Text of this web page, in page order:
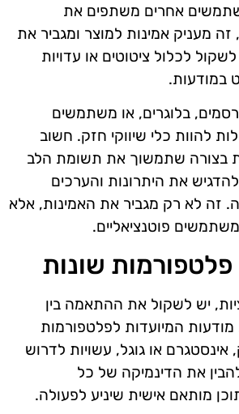
אחרים משתפים את
זה מעניק אמינות למוצר ומגביר את
לכלול ציטוטים או עדויות
במודעות.
בלוגרים, או משתמשים
להוות כלי שיווקי חזק. חשוב
בצורה שתמשוך את תשומת הלב
את היתרונות והערכים
זה לא רק מגביר את האמינות, אלא
משתמשים פוטנציאליים.
שונות
יש לשקול את ההתאמה בין
המיועדות לפלטפורמות
אינסטגרם או גוגל, עשויות לדרוש
את הדינמיקה של כל
מותאם אישית שיניע לפעולה.